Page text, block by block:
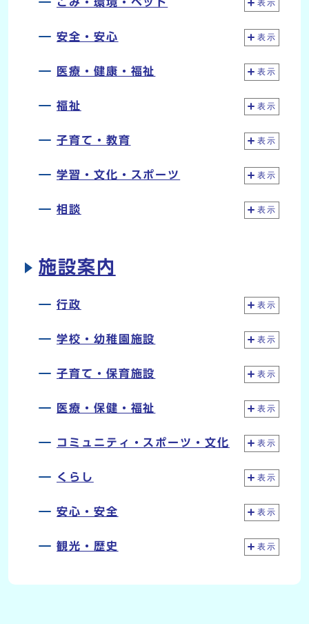
ごみ・環境・ペット 表示
安全・安心 表示
医療・健康・福祉 表示
福祉 表示
子育て・教育 表示
学習・文化・スポーツ 表示
相談 表示
施設案内
行政 表示
学校・幼稚園施設 表示
子育て・保育施設 表示
医療・保健・福祉 表示
コミュニティ・スポーツ・文化 表示
くらし 表示
安心・安全 表示
観光・歴史 表示